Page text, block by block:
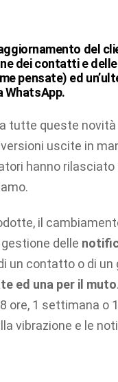
del
dei contatti e
pensate) ed
WhatsApp.
tutte queste novità
uscite in
hanno
il
delle
un contatto o di
ed una per il muto
ore, 1 settimana o
vibrazione e le